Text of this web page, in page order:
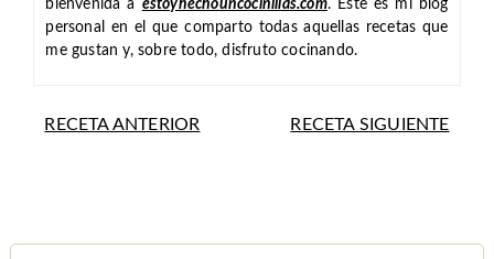
bienvenida a estoyhechouncocinillas.com. Este es mi blog
personal en el que comparto todas aquellas recetas que
me gustan y, sobre todo, disfruto cocinando.
RECETA ANTERIOR RECETA SIGUIENTE